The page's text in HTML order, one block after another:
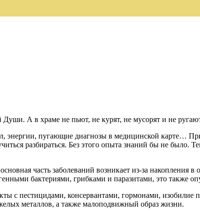
А в храме не пьют, не курят, не мусорят и не
энергии, пугающие диагнозы в медицинской карте…
разбираться. Без этого опыта знаний бы не было.
часть заболеваний возникает из-за накопления
бактериями, грибками и паразитами, это также
с пестицидами, консервантами, гормонами, изобилие
металлов, а также малоподвижный образ жизни.